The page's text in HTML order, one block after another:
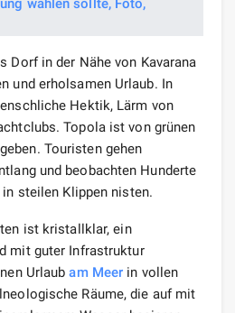
Dorf in der Nähe von Kavarana
und erholsamen Urlaub. In
Hektik, Lärm von
Topola ist von grünen
Touristen gehen
und beobachten Hunderte
steilen Klippen nisten.
ist kristallklar, ein
mit guter Infrastruktur
Urlaubam Meer in vollen
Räume, die auf mit